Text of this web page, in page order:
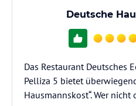
Deutsche
Das Restaurant Deutsches
Pelliza 5 bietet
Hausmannskost“. Wer